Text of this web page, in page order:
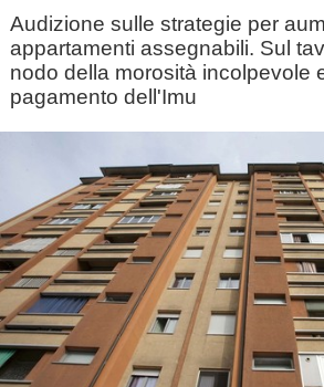
Audizione sulle strategie per
appartamenti assegnabili. Sul
nodo della morosità incolpevole
pagamento dell'Imu